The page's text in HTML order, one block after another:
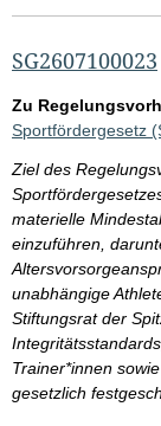
SG2607100023
Zu
Sportfördergesetz
Ziel des
materielle
einzuführen,
unabhängige
Stiftungsrat der
Trainer*innen
gesetzlich